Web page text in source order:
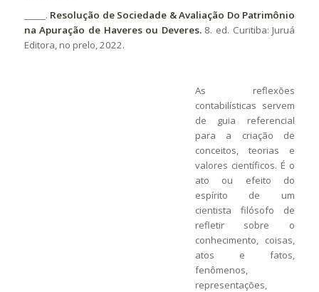
_____. Resolução de Sociedade & Avaliação Do Patrimônio
na Apuração de Haveres ou Deveres.8. ed. Curitiba: Juruá
Editora, no prelo, 2022.
As reflexões
contabilísticas servem
de guia referencial
para a criação de
conceitos, teorias e
valores científicos. É o
ato ou efeito do
espírito de um
cientista filósofo de
refletir sobre o
conhecimento, coisas,
atos e fatos,
fenômenos,
representações,